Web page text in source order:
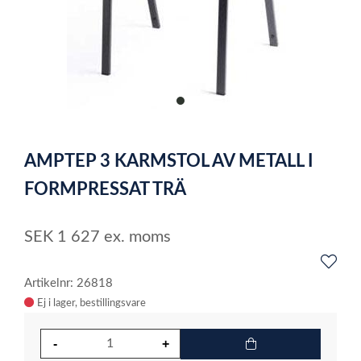
item
of
1
AMPTEP 3 KARMSTOL AV METALL I
FORMPRESSAT TRÄ
SEK 1 627 ex. moms
Artikelnr: 26818
Ej i lager